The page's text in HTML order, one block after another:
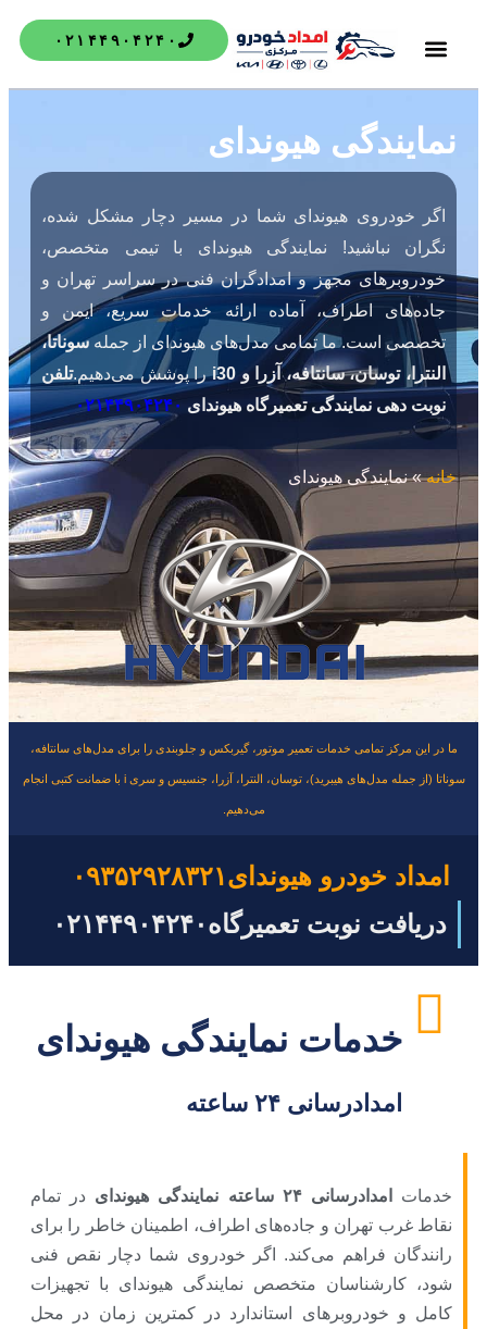
۰۲۱۴۴۹۰۴۲۴۰
نمایندگی هیوندای
اگر خودروی هیوندای شما در مسیر دچار مشکل شده،
نگران نباشید! نمایندگی هیوندای با تیمی متخصص،
خودروبرهای مجهز و امدادگران فنی در سراسر تهران و
جاده‌های اطراف، آماده ارائه خدمات سریع، ایمن و
تخصصی است. ما تمامی مدل‌های هیوندای از جملهسوناتا،
النترا، توسان، سانتافه، آزرا و i30
را پوشش می‌دهیم.تلفن
نوبت دهی نمایندگی تعمیرگاه هیوندای ۰۲۱۴۴۹۰۴۲۴۰
خانه»نمایندگی هیوندای
ما در این مرکز تمامی خدمات تعمیر موتور، گیربکس و جلوبندی را برای مدل‌های سانتافه،
سوناتا (از جمله مدل‌های هیبرید)، توسان، النترا، آزرا، جنسیس و سری i با ضمانت کتبی انجام
می‌دهیم.
امداد خودرو هیوندای۰۹۳۵۲۹۲۸۳۲۱
دریافت نوبت تعمیرگاه۰۲۱۴۴۹۰۴۲۴۰
خدمات نمایندگی هیوندای
امدادرسانی ۲۴ ساعته
خدمات امدادرسانی ۲۴ ساعته نمایندگی هیوندای
در تمام
نقاط غرب تهران و جاده‌های اطراف، اطمینان خاطر را برای
رانندگان فراهم می‌کند. اگر خودروی شما دچار نقص فنی
شود، کارشناسان متخصص نمایندگی هیوندای با تجهیزات
کامل و خودروبرهای استاندارد در کمترین زمان در محل